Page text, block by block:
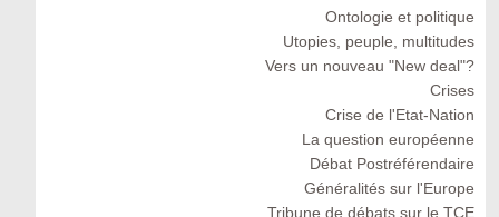
Ontologie et politique
Utopies, peuple, multitudes
Vers un nouveau "New deal"?
Crises
Crise de l'Etat-Nation
La question européenne
Débat Postréférendaire
Généralités sur l'Europe
Tribune de débats sur le TCE